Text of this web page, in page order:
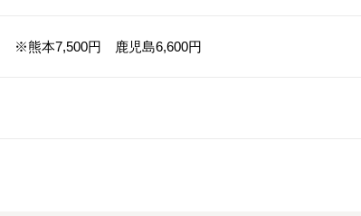
※熊本7,500円 鹿児島6,600円